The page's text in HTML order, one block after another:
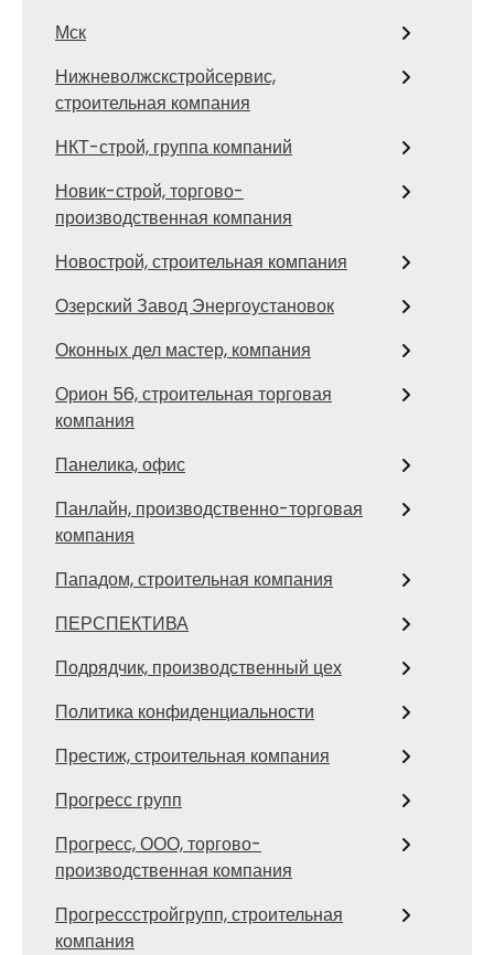
Мск
Нижневолжскстройсервис,
строительная компания
НКТ-строй, группа компаний
Новик-строй, торгово-
производственная компания
Новострой, строительная компания
Озерский Завод Энергоустановок
Оконных дел мастер, компания
Орион 56, строительная торговая
компания
Панелика, офис
Панлайн, производственно-торговая
компания
Пападом, строительная компания
ПЕРСПЕКТИВА
Подрядчик, производственный цех
Политика конфиденциальности
Престиж, строительная компания
Прогресс групп
Прогресс, ООО, торгово-
производственная компания
Прогрессстройгрупп, строительная
компания